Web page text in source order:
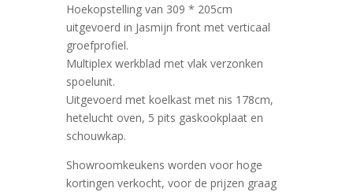
Hoekopstelling van 309 * 205cm
uitgevoerd in Jasmijn front met verticaal
groefprofiel.
Multiplex werkblad met vlak verzonken
spoelunit.
Uitgevoerd met koelkast met nis 178cm,
hetelucht oven, 5 pits gaskookplaat en
schouwkap.
Showroomkeukens worden voor hoge
kortingen verkocht, voor de prijzen graag